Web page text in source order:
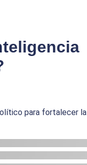
para fortalecer la